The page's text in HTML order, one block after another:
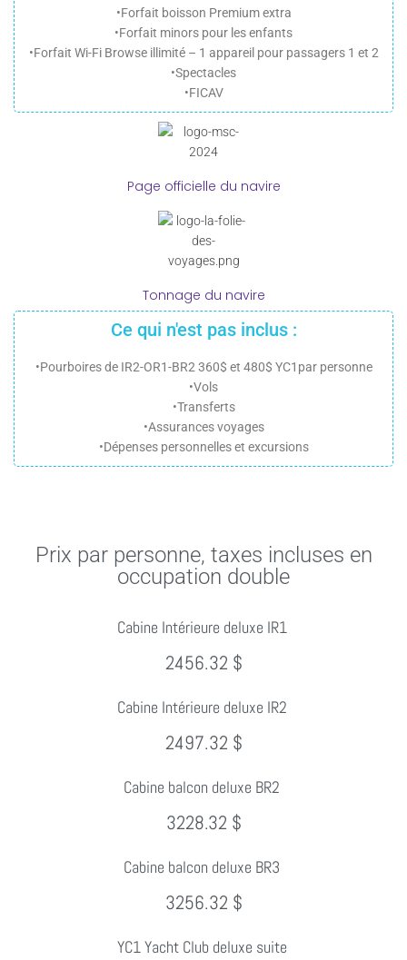
•Forfait boisson Premium extra
•Forfait minors pour les enfants
•Forfait Wi-Fi Browse illimité – 1 appareil pour passagers 1 et 2
•Spectacles
•FICAV
Page officielle du navire
Tonnage du navire
Ce qui n'est pas inclus :
•Pourboires de IR2-OR1-BR2 360$ et 480$ YC1par personne
•Vols
•Transferts
•Assurances voyages
•Dépenses personnelles et excursions
Prix par personne, taxes incluses en
occupation double
Cabine Intérieure deluxe IR1
2456.32 $
Cabine Intérieure deluxe IR2
2497.32 $
Cabine balcon deluxe BR2
3228.32 $
Cabine balcon deluxe BR3
3256.32 $
YC1 Yacht Club deluxe suite